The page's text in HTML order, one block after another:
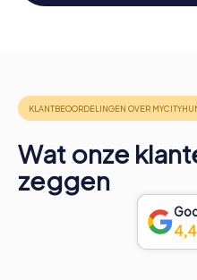
Wat onze
zeggen
4,4